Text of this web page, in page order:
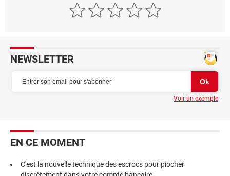
NEWSLETTER
Voir un exemple
EN CE MOMENT
C'est la nouvelle technique des escrocs pour piocher